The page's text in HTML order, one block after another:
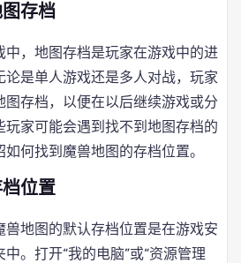
存档
中，地图存档是玩家在游戏中的进
论是单人游戏还是多人对战，玩家
图存档，以便在以后继续游戏或分
玩家可能会遇到找不到地图存档的
何找到魔兽地图的存档位置。
位置
兽地图的默认存档位置是在游戏安
。打开“我的电脑”或“资源管理